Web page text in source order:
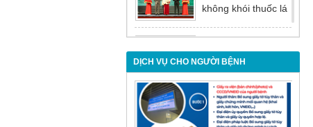
không khói thuốc lá
rào cản khiến việc
điều trị bị chậm trễ
Nội soi mật tụy
ngược dòng – Giải
DỊCH VỤ CHO NGƯỜI BỆNH